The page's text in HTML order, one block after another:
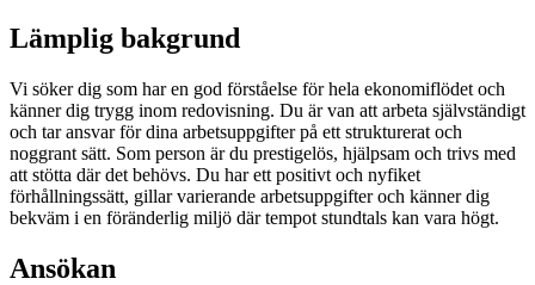
Lämplig bakgrund
Vi söker dig som har en god förståelse för hela ekonomiflödet och
känner dig trygg inom redovisning. Du är van att arbeta självständigt
och tar ansvar för dina arbetsuppgifter på ett strukturerat och
noggrant sätt. Som person är du prestigelös, hjälpsam och trivs med
att stötta där det behövs. Du har ett positivt och nyfiket
förhållningssätt, gillar varierande arbetsuppgifter och känner dig
bekväm i en föränderlig miljö där tempot stundtals kan vara högt.
Ansökan